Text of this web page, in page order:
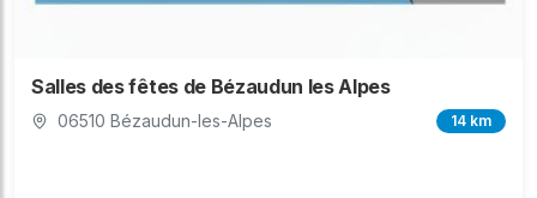
Salles des fêtes de Bézaudun les Alpes
06510 Bézaudun-les-Alpes 14 km